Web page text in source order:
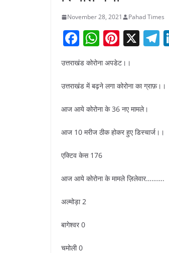
November 28, 2021 Pahad Times
F
a
c
e
b
o
o
k
W
at
s
A
p
p
Pi
er
e
st
X T
gr
उत्तराखंड कोरोना अपडेट।।
उत्तराखंड में बढ़ने लगा कोरोना का ग्राफ़।।
आज आये कोरोना के 36 नए मामले।
आज 10 मरीज ठीक होकर हुए डिस्चार्ज।।
एक्टिव केस 176
आज आये कोरोना के मामले ज़िलेवार……….
अल्मोड़ा 2
बागेश्वर 0
चमोली 0